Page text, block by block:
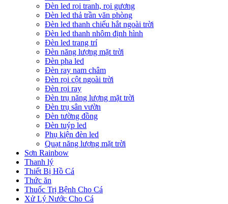
Đèn led rọi tranh, rọi gương
Đèn led thả trần văn phòng
Đèn led thanh chiếu hắt ngoài trời
Đèn led thanh nhôm định hình
Đèn led trang trí
Đèn năng lượng mặt trời
Đèn pha led
Đèn ray nam châm
Đèn rọi cột ngoài trời
Đèn rọi ray
Đèn trụ năng lượng mặt trời
Đèn trụ sân vườn
Đèn tường đồng
Đèn tuýp led
Phụ kiện đèn led
Quạt năng lượng mặt trời
Sơn Rainbow
Thanh lý
Thiết Bị Hồ Cá
Thức ăn
Thuốc Trị Bệnh Cho Cá
Xử Lý Nước Cho Cá